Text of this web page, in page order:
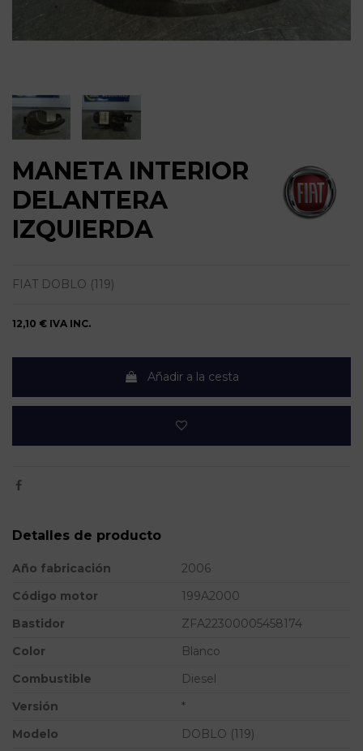
MANETA INTERIOR
DELANTERA
IZQUIERDA
FIAT DOBLO (119)
12,10 € IVA INC.
Añadir a la cesta
Detalles de producto
Año fabricación
2006
Código motor
199A2000
Bastidor
ZFA22300005458174
Color
Blanco
Combustible
Diesel
Versión
*
Modelo
DOBLO (119)